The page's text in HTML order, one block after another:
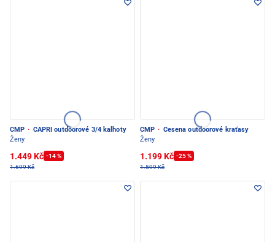
CMP · CAPRI outdoorové 3/4 kalhoty
Ženy
1.449 Kč -14 %
1.699 Kč
CMP · Cesena outdoorové kraťasy
Ženy
1.199 Kč -25 %
1.599 Kč